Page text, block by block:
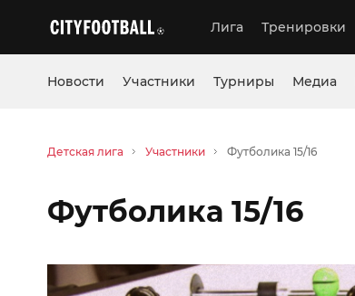
Лига Тренировки
Новости Участники Турниры Медиа
Детская лига Участники Футболика 15/16
Футболика 15/16